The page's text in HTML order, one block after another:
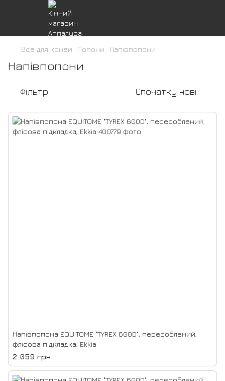
Все для коней Попони Напівпопони
Напівпопони
Фільтр Спочатку нові
Напівпопона EQUITOME "TYREX 600D", перероблений,
флісова підкладка, Ekkia
2 059 грн